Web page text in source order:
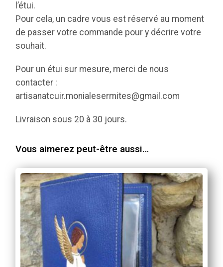
l’étui.
Pour cela, un cadre vous est réservé au moment
de passer votre commande pour y décrire votre
souhait.
Pour un étui sur mesure, merci de nous
contacter :
artisanatcuir.monialesermites@gmail.com
Livraison sous 20 à 30 jours.
Vous aimerez peut-être aussi…